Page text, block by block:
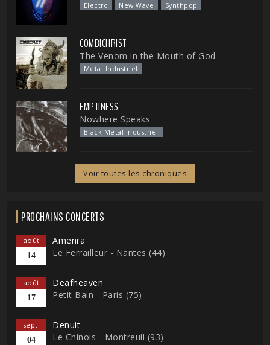
Electro New Wave Synthpop
COMBICHRIST
The Venom in the Mouth of God
Metal Industriel
EMPTINESS
Nowhere Speaks
Black Metal Industriel
Voir toutes les chroniques
PROCHAINS CONCERTS
août
14
Amenra
Le Ferrailleur - Nantes (44)
août
17
Deafheaven
Petit Bain - Paris (75)
sept.
04
Denuit
Le Chinois - Montreuil (93)